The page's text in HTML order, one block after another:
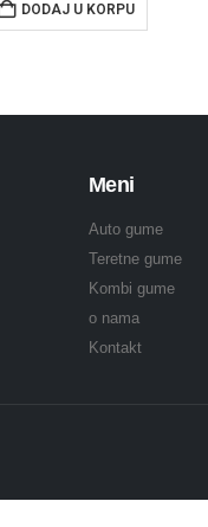
DODAJ U KORPU
Meni
Auto gume
Teretne gume
Kombi gume
o nama
Kontakt